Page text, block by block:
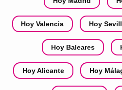
Hoy Valencia Hoy
Hoy Baleares
Hoy Alicante Hoy